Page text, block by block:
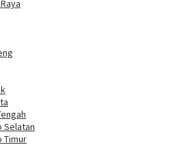
Selatan
Timur